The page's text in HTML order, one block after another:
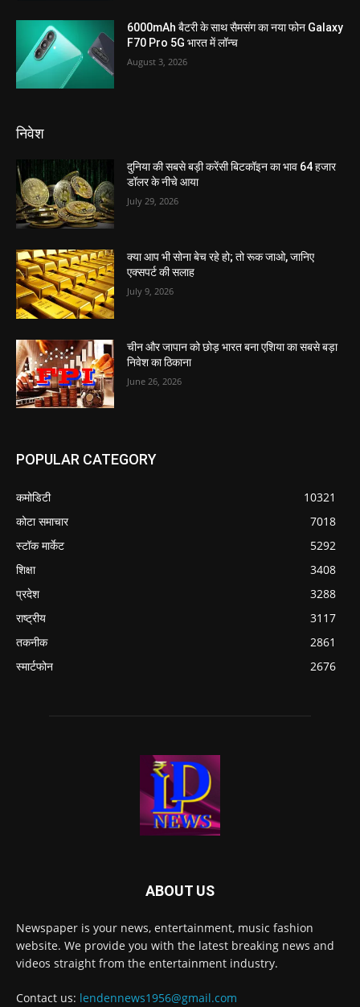
6000mAh बैटरी के साथ सैमसंग का नया फोन Galaxy
F70 Pro 5G भारत में लॉन्च
August 3, 2026
निवेश
दुनिया की सबसे बड़ी करेंसी बिटकॉइन का भाव 64 हजार
डॉलर के नीचे आया
July 29, 2026
क्या आप भी सोना बेच रहे हो; तो रूक जाओ, जानिए
एक्सपर्ट की सलाह
July 9, 2026
चीन और जापान को छोड़ भारत बना एशिया का सबसे बड़ा
निवेश का ठिकाना
June 26, 2026
POPULAR CATEGORY
कमोडिटी
10321
कोटा समाचार
7018
स्टॉक मार्केट
5292
शिक्षा
3408
प्रदेश
3288
राष्ट्रीय
3117
तकनीक
2861
स्मार्टफोन
2676
ABOUT US
Newspaper is your news, entertainment, music fashion
website. We provide you with the latest breaking news and
videos straight from the entertainment industry.
Contact us: lendennews1956@gmail.com